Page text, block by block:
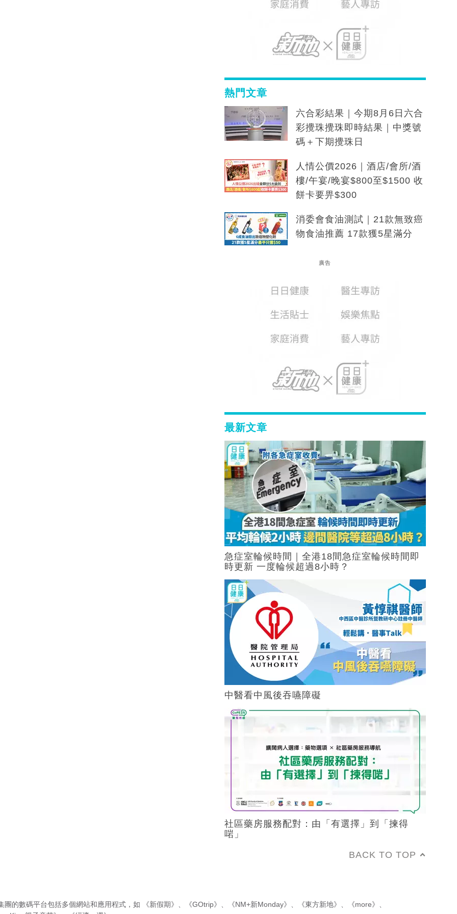
熱門文章
六合彩結果｜今期8月6日六合
彩攪珠攪珠即時結果｜中獎號
碼＋下期攪珠日
人情公價2026｜酒店/會所/酒
樓/午宴/晚宴$800至$1500 收
餅卡要畀$300
消委會食油測試｜21款無致癌
物食油推薦 17款獲5星滿分
廣告
最新文章
急症室輪候時間｜全港18間急症室輪候時間即
時更新 一度輪候超過8小時？
中醫看中風後吞嚥障礙
社區藥房服務配對：由「有選擇」到「揀得
啱」
BACK TO TOP
團的數碼平台包括多個網站和應用程式，如 《新假期》 、 《GOtrip》 、 《NM+新Monday》 、 《東方新地》 、 《more》 、